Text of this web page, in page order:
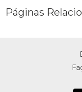
Páginas